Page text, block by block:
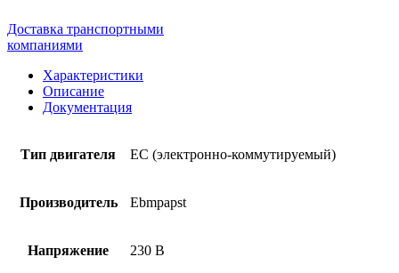
Доставка транспортными
компаниями
Характеристики
Описание
Документация
Тип двигателя EC (электронно-коммутируемый)
Производитель Ebmpapst
Напряжение 230 В